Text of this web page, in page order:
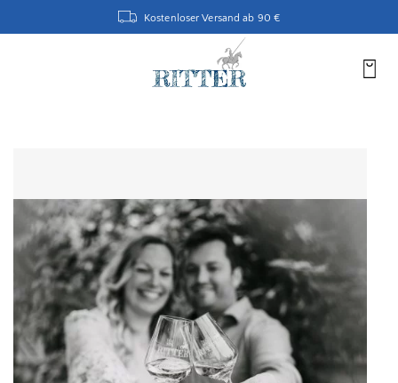
Kostenloser Versand ab 90 €